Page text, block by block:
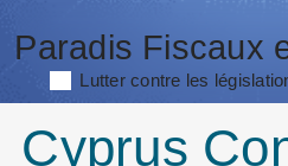
Paradis Fiscaux
Lutter contre les
Cyprus